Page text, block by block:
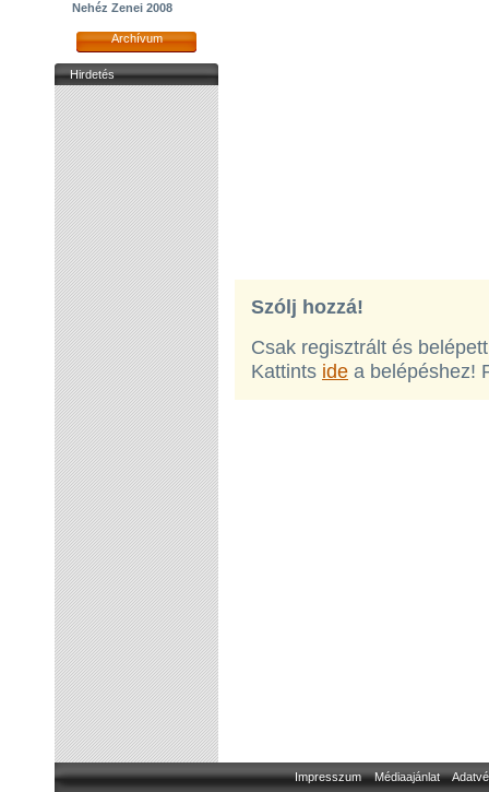
Nehéz Zenei 2008
Archívum
Hirdetés
Szólj hozzá!
Csak regisztrált és
Kattints ide a belépéshez!
Impresszum Médiaajánlat